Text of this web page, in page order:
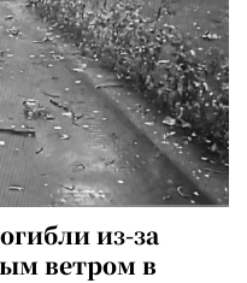
из-за
ветром в